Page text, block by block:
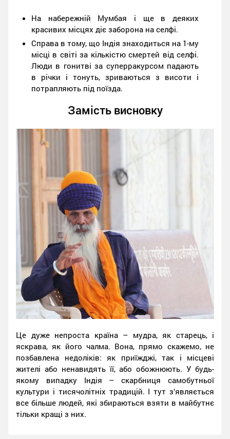
На набережній Мумбая і ще в деяких
красивих місцях діє заборона на селфі.
Справа в тому, що Індія знаходиться на 1-му
місці в світі за кількістю смертей від селфі.
Люди в гонитві за суперракурсом падають
в річки і тонуть, зриваються з висоти і
потрапляють під поїзда.
Замість висновку
Це дуже непроста країна – мудра, як старець, і
яскрава, як його чалма. Вона, прямо скажемо, не
позбавлена ​​недоліків: як приїжджі, так і місцеві
жителі або ненавидять її, або обожнюють. У будь-
якому випадку Індія – скарбниця самобутньої
культури і тисячолітніх традицій. І тут з’являється
все більше людей, які збираються взяти в майбутнє
тільки кращі з них.